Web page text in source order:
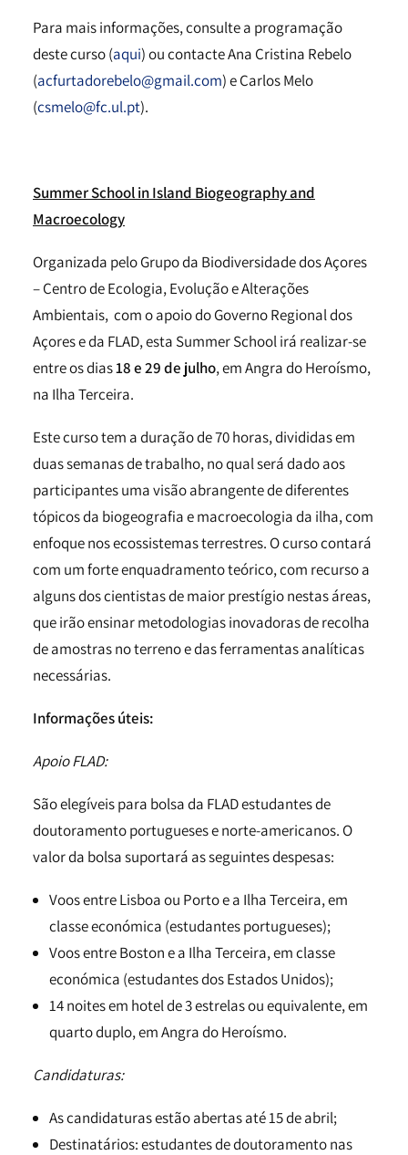
Para mais informações, consulte a programação
deste curso (aqui) ou contacte Ana Cristina Rebelo
(acfurtadorebelo@gmail.com) e Carlos Melo
(csmelo@fc.ul.pt).
Summer School in Island Biogeography and
Macroecology
Organizada pelo Grupo da Biodiversidade dos Açores
– Centro de Ecologia, Evolução e Alterações
Ambientais, com o apoio do Governo Regional dos
Açores e da FLAD, esta Summer School irá realizar-se
entre os dias18 e 29 de julho, em Angra do Heroísmo,
na Ilha Terceira.
Este curso tem a duração de 70 horas, divididas em
duas semanas de trabalho, no qual será dado aos
participantes uma visão abrangente de diferentes
tópicos da biogeografia e macroecologia da ilha, com
enfoque nos ecossistemas terrestres. O curso contará
com um forte enquadramento teórico, com recurso a
alguns dos cientistas de maior prestígio nestas áreas,
que irão ensinar metodologias inovadoras de recolha
de amostras no terreno e das ferramentas analíticas
necessárias.
Informações úteis:
Apoio FLAD:
São elegíveis para bolsa da FLAD estudantes de
doutoramento portugueses e norte-americanos. O
valor da bolsa suportará as seguintes despesas:
Voos entre Lisboa ou Porto e a Ilha Terceira, em
classe económica (estudantes portugueses);
Voos entre Boston e a Ilha Terceira, em classe
económica (estudantes dos Estados Unidos);
14 noites em hotel de 3 estrelas ou equivalente, em
quarto duplo, em Angra do Heroísmo.
Candidaturas:
As candidaturas estão abertas até 15 de abril;
Destinatários: estudantes de doutoramento nas